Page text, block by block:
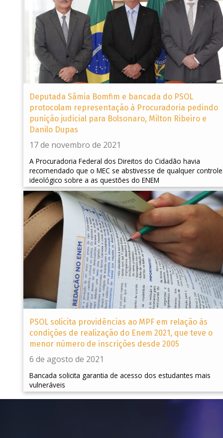
Deputada Sâmia Bomfim e bancada do PSOL
protocolam representação à Procuradoria pedindo
punição judicial para Bolsonaro, Milton Ribeiro e
Danilo Dupas
17 de novembro de 2021
A Procuradoria Federal dos Direitos do Cidadão havia
recomendado que o MEC se abstivesse de qualquer controle
ideológico sobre a as questões do ENEM
PSOL solicita providências ao MPF em relação às
condições de realização do Enem 2021, que teve o
menor número de inscrições desde 2005
6 de agosto de 2021
Bancada solicita garantia de acesso dos estudantes mais
vulneráveis